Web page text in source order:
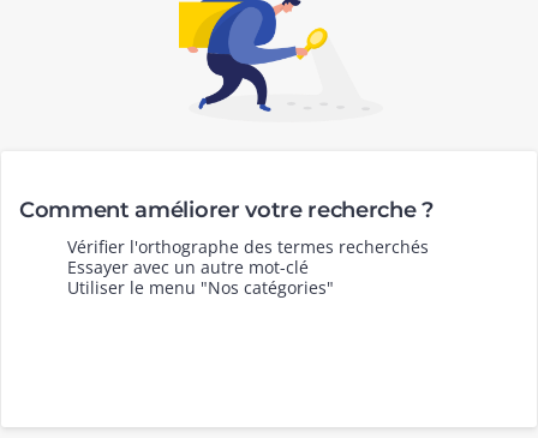
Comment améliorer votre recherche ?
Vérifier l'orthographe des termes recherchés
Essayer avec un autre mot-clé
Utiliser le menu "Nos catégories"